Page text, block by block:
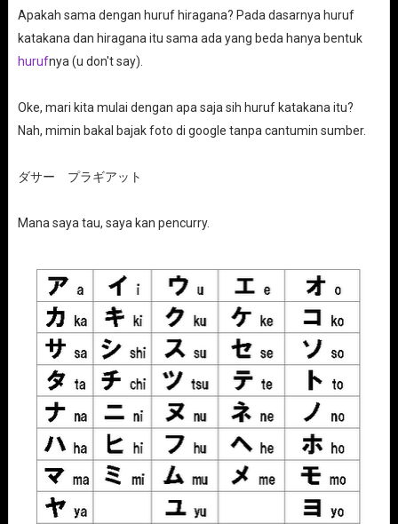
Apakah sama dengan huruf hiragana? Pada dasarnya huruf
katakana dan hiragana itu sama ada yang beda hanya bentuk
hurufnya (u don't say).
Oke, mari kita mulai dengan apa saja sih huruf katakana itu?
Nah, mimin bakal bajak foto di google tanpa cantumin sumber.
ダサー プラギアット
Mana saya tau, saya kan pencurry.